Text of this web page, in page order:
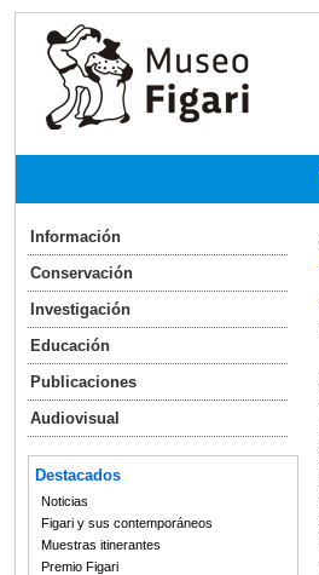
Información
Conservación
Investigación
Educación
Publicaciones
Audiovisual
Destacados
Noticias
Figari y sus contemporáneos
Muestras itinerantes
Premio Figari